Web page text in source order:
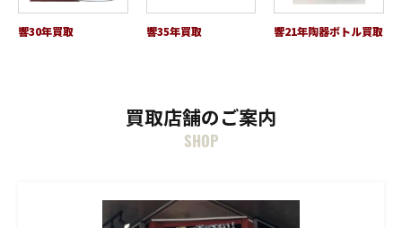
響30年買取 響35年買取 響21年陶器ボトル買取
買取店舗のご案内
SHOP